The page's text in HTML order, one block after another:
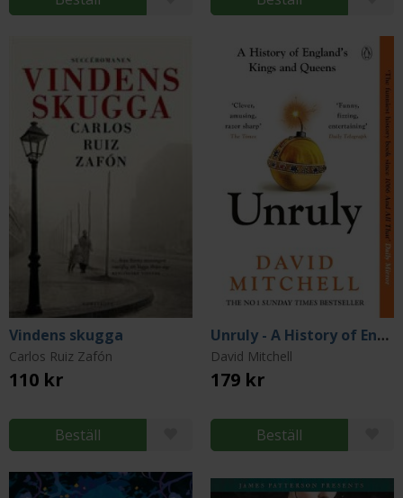
Vindens skugga
Carlos Ruiz Zafón
110 kr
Beställ
Unruly - A History of England's Kings and Queens
David Mitchell
179 kr
Beställ